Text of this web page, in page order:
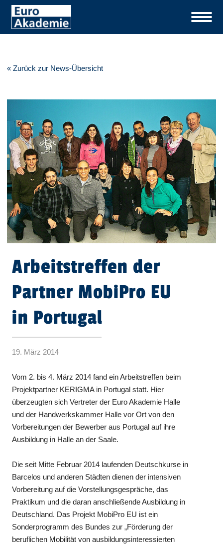
« Zurück zur News-Übersicht
Arbeitstreffen der
Partner MobiPro EU
in Portugal
19. März 2014
Vom 2. bis 4. März 2014 fand ein Arbeitstreffen beim
Projektpartner KERIGMA in Portugal statt. Hier
überzeugten sich Vertreter der Euro Akademie Halle
und der Handwerkskammer Halle vor Ort von den
Vorbereitungen der Bewerber aus Portugal auf ihre
Ausbildung in Halle an der Saale.
Die seit Mitte Februar 2014 laufenden Deutschkurse in
Barcelos und anderen Städten dienen der intensiven
Vorbereitung auf die Vorstellungsgespräche, das
Praktikum und die daran anschließende Ausbildung in
Deutschland. Das Projekt MobiPro EU ist ein
Sonderprogramm des Bundes zur „Förderung der
beruflichen Mobilität von ausbildungsinteressierten